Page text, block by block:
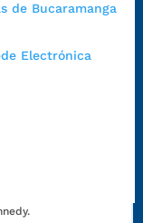
de Bucaramanga
Electrónica
p.m. a 5:30 p.m.
Continua con